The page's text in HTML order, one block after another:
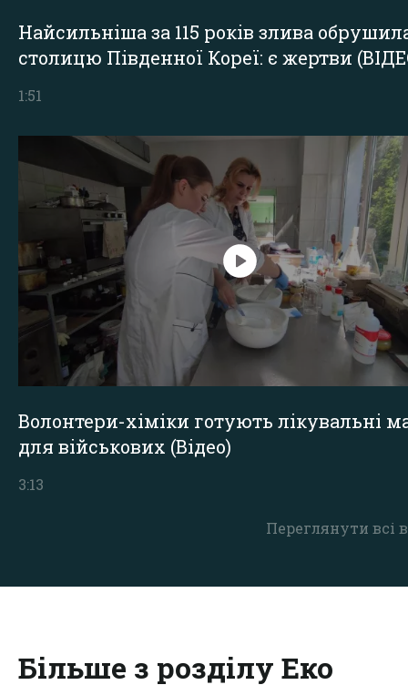
Переглянути всі
Найсильніша за 115 років злива
столицю Південної Кореї: є жертви
1:51
Волонтери-хіміки готують лікувальні
для військових (Відео)
3:13
Більше з розділу Еко